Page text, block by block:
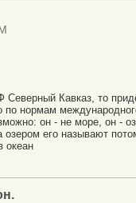
Северный Кавказ, то
по нормам
он - не море, он -
озером его называют
океан